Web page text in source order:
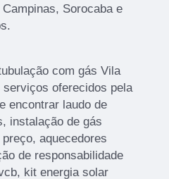
Sorocaba e
com gás Vila
serviços oferecidos pela
encontrar laudo de
instalação de gás
aquecedores
de responsabilidade
kit energia solar